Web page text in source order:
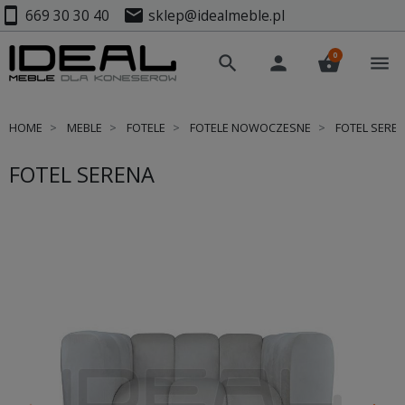
smartphone 669 30 30 40 mail sklep@idealmeble.pl
search person shopping_basket
0 menu
HOME MEBLE FOTELE FOTELE NOWOCZESNE FOTEL
FOTEL SERENA